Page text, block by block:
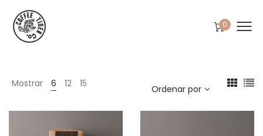
0
Mostrar 6 12 15 Ordenar por